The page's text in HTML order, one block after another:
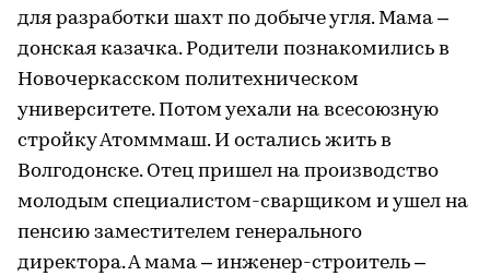
для разработки шахт по добыче угля. Мама –
донская казачка. Родители познакомились в
Новочеркасском политехническом
университете. Потом уехали на всесоюзную
стройку Атомммаш. И остались жить в
Волгодонске. Отец пришел на производство
молодым специалистом-сварщиком и ушел на
пенсию заместителем генерального
директора. А мама – инженер-строитель –